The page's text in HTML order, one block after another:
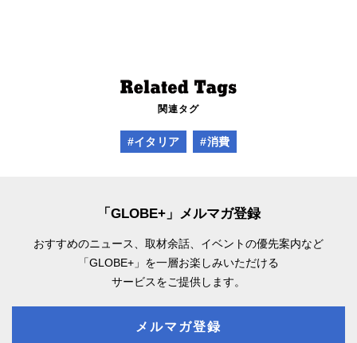
関連タグ
#イタリア #消費
「GLOBE+」メルマガ登録
おすすめのニュース、取材余話、 イベントの優先案内など
「GLOBE+」を一層お楽しみいただける
サービスをご提供します。
メルマガ登録